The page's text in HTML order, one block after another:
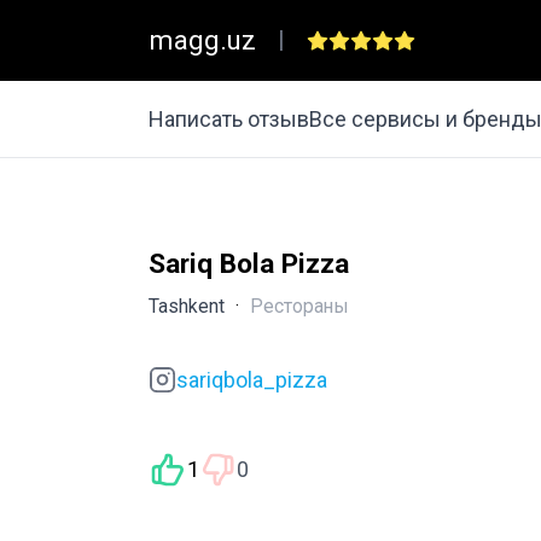
magg.uz |
Написать отзывВсе сервисы и бренды
Sariq Bola Pizza
Tashkent · Рестораны
sariqbola_pizza
1 0